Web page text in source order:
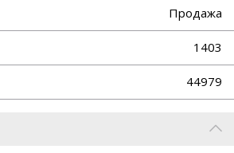
Продажа
1403
44979